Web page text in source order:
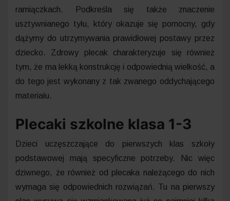
ramiączkach. Podkreśla się także znaczenie
usztywnianego tyłu, który okazuje się pomocny, gdy
dążymy do utrzymywania prawidłowej postawy przez
dziecko. Zdrowy plecak charakteryzuje się również
tym, że ma lekką konstrukcję i odpowiednią wielkość, a
do tego jest wykonany z tak zwanego oddychającego
materiału.
Plecaki szkolne klasa 1-3
Dzieci uczęszczające do pierwszych klas szkoły
podstawowej mają specyficzne potrzeby. Nic więc
dziwnego, że również od plecaka należącego do nich
wymaga się odpowiednich rozwiązań. Tu na pierwszy